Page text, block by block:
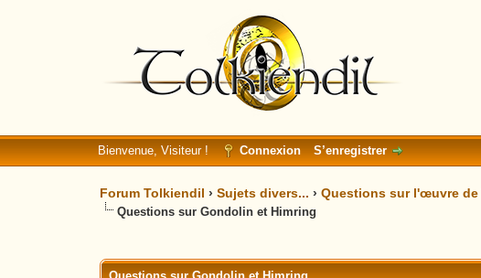
Bienvenue, Visiteur ! Connexion S’enregistrer
Forum Tolkiendil ›Sujets divers... ›Questions sur l'œuvre de
Questions sur Gondolin et Himring